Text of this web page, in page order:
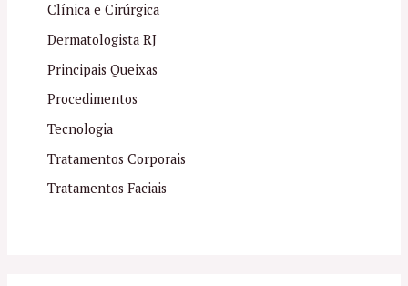
Clínica e Cirúrgica
Dermatologista RJ
Principais Queixas
Procedimentos
Tecnologia
Tratamentos Corporais
Tratamentos Faciais